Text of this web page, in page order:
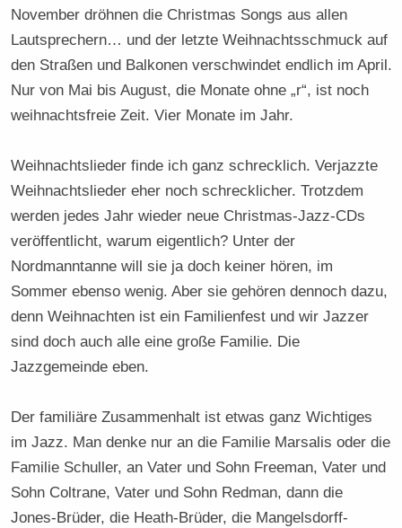
November dröhnen die Christmas Songs aus allen
Lautsprechern… und der letzte Weihnachtsschmuck auf
den Straßen und Balkonen verschwindet endlich im April.
Nur von Mai bis August, die Monate ohne „r“, ist noch
weihnachtsfreie Zeit. Vier Monate im Jahr.
Weihnachtslieder finde ich ganz schrecklich. Verjazzte
Weihnachtslieder eher noch schrecklicher. Trotzdem
werden jedes Jahr wieder neue Christmas-Jazz-CDs
veröffentlicht, warum eigentlich? Unter der
Nordmanntanne will sie ja doch keiner hören, im
Sommer ebenso wenig. Aber sie gehören dennoch dazu,
denn Weihnachten ist ein Familienfest und wir Jazzer
sind doch auch alle eine große Familie. Die
Jazzgemeinde eben.
Der familiäre Zusammenhalt ist etwas ganz Wichtiges
im Jazz. Man denke nur an die Familie Marsalis oder die
Familie Schuller, an Vater und Sohn Freeman, Vater und
Sohn Coltrane, Vater und Sohn Redman, dann die
Jones-Brüder, die Heath-Brüder, die Mangelsdorff-